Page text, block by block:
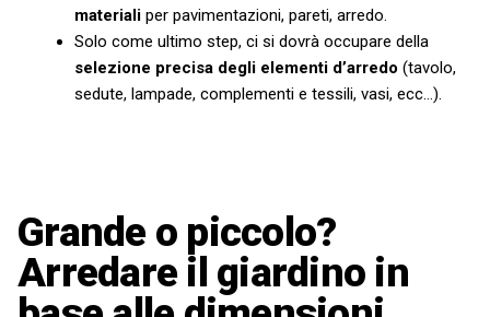
materiali per pavimentazioni, pareti, arredo.
Solo come ultimo step, ci si dovrà occupare della
selezione precisa degli elementi d’arredo (tavolo,
sedute, lampade, complementi e tessili, vasi, ecc…).
Grande o piccolo?
Arredare il giardino in